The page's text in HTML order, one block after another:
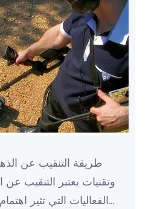
طريقة التنقيب عن
وتقنيات يعتبر التنقيب
الفعاليات التي تثير